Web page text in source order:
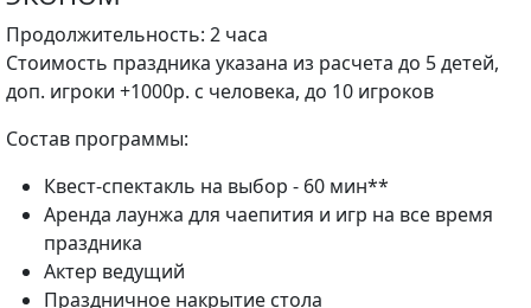
Продолжительность: 2 часа
Стоимость праздника указана из расчета до 5 детей,
доп. игроки +1000р. с человека, до 10 игроков
Состав программы:
Квест-спектакль на выбор - 60 мин**
Аренда лаунжа для чаепития и игр на все время
праздника
Актер ведущий
Праздничное накрытие стола